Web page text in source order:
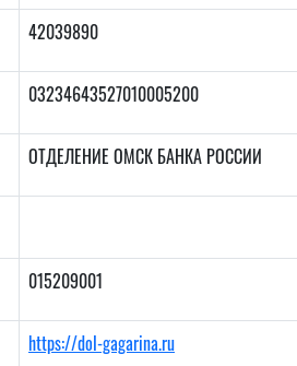
42039890
03234643527010005200
ОТДЕЛЕНИЕ ОМСК БАНКА РОССИИ
015209001
https://dol-gagarina.ru